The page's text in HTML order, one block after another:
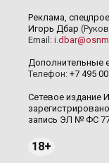
Реклама,
Игорь Дбар
Email:
Дополнительные
Телефон: +7 495
Сетевое издание
запись ЭЛ № ФС 77
18+